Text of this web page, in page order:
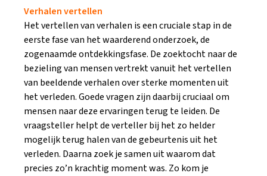
Verhalen vertellen
Het vertellen van verhalen is een cruciale stap in de
eerste fase van het waarderend onderzoek, de
zogenaamde ontdekkingsfase. De zoektocht naar de
bezieling van mensen vertrekt vanuit het vertellen
van beeldende verhalen over sterke momenten uit
het verleden. Goede vragen zijn daarbij cruciaal om
mensen naar deze ervaringen terug te leiden. De
vraagsteller helpt de verteller bij het zo helder
mogelijk terug halen van de gebeurtenis uit het
verleden. Daarna zoek je samen uit waarom dat
precies zo’n krachtig moment was. Zo kom je